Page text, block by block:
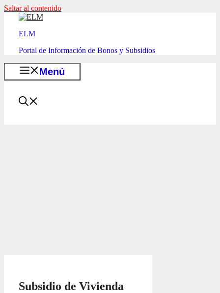
Saltar al contenido
ELM
Portal de Información de Bonos y Subsidios
Menú
Subsidio de Vivienda